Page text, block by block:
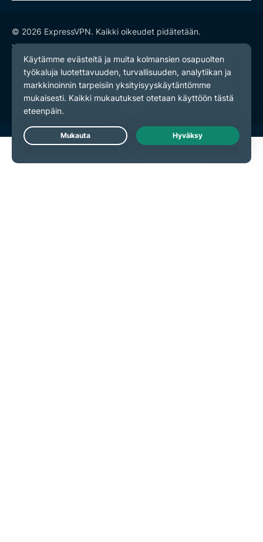
© 2026 ExpressVPN. Kaikki oikeudet pidätetään.
Yksityisyyskäytäntö
Palveluehdot
Evästeasetukset
Live Chat